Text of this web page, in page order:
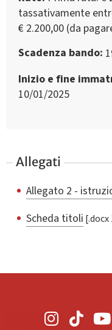
tassativamente
€ 2.200,00 (da
Scadenza bando
Inizio e fine
10/01/2025
Allegati
Allegato 2 -
Scheda titoli [.docx